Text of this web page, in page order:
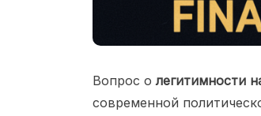
Вопрос олегитимности
современной